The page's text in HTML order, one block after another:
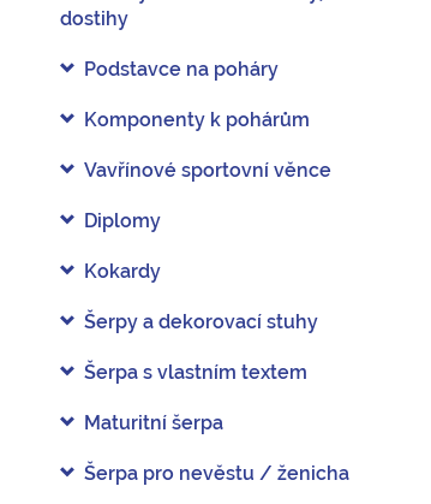
dostihy
Podstavce na poháry
Komponenty k pohárům
Vavřínové sportovní věnce
Diplomy
Kokardy
Šerpy a dekorovací stuhy
Šerpa s vlastním textem
Maturitní šerpa
Šerpa pro nevěstu / ženicha